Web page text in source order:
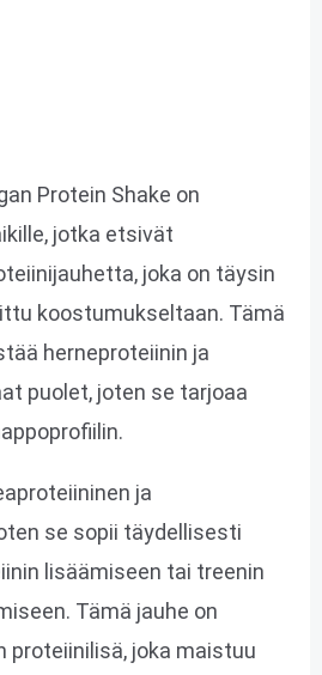
Protein Shake on
jotka etsivät
joka on täysin
koostumukseltaan. Tämä
herneproteiinin ja
puolet, joten se tarjoaa
ja
se sopii täydellisesti
lisäämiseen tai treenin
Tämä jauhe on
proteiinilisä, joka maistuu